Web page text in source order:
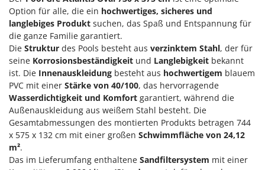
Klimaanlagen – Klimageräte
Knetmaschinen
Knochensägen
Kompressoren - elektrisch
Kompressoren für Ernte und Baumschnitt
Kreiseleggen
Küchenreiben - elektrisch
Kükenaufzuchtboxen
L
Laderampe aus Aluminium
E
Echo
EcoFlow
Edilmark
Effeuno
Einhell
Elegen
Energy Gruppi
Option für alle, die ein hochwertiges, sicheres und
langlebiges Produkt suchen, das Spaß und Entspannung für
die ganze Familie garantiert.
Die Struktur des Pools besteht aus verzinktem Stahl, der für
seine Korrosionsbeständigkeit und Langlebigkeit bekannt
ist. Die Innenauskleidung besteht aus hochwertigem blauem
PVC mit einer Stärke von 40/100, das hervorragende
Wasserdichtigkeit und Komfort garantiert, während die
Außenauskleidung aus weißem Stahl besteht. Die
Gesamtabmessungen des montierten Produkts betragen 744
x 575 x 132 cm mit einer großen Schwimmfläche von 24,12
m².
Das im Lieferumfang enthaltene Sandfiltersystem mit einer